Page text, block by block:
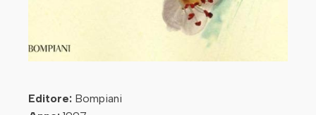
Editore: Bompiani